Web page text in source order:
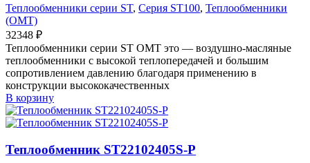
Теплообменники серии ST, Серия ST100, Теплообменники
(OMT)
32348 ₽
Теплообменники серии ST OMT это — воздушно-масляные
теплообменники с высокой теплопередачей и большим
сопротивлением давлению благодаря применению в
конструкции высококачественных
В корзину
Теплообменник ST22102405S-P